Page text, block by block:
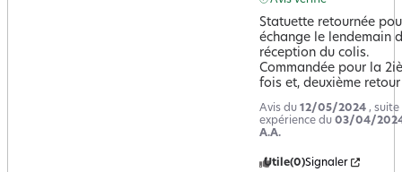
Statuette retournée
échange le lendemain
réception du colis.
Commandée pour la
fois et, deuxième retour
Avis du 12/05/2024 , suite
expérience du 03/04/
A.A.
Utile(0)Signaler